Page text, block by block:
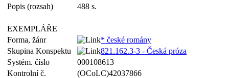
Popis (rozsah)
488 s.
EXEMPLÁŘE
Forma, žánr
* české romány
Skupina Konspektu
821.162.3-3 - Česká próza
Systém. číslo
000108613
Kontrolní č.
(OCoLC)42037866